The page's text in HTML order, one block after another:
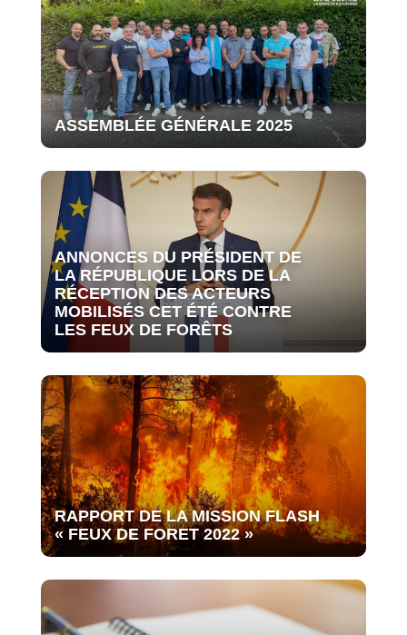
ASSEMBLÉE GÉNÉRALE 2025
ANNONCES DU PRÉSIDENT DE
LA RÉPUBLIQUE LORS DE LA
RÉCEPTION DES ACTEURS
MOBILISÉS CET ÉTÉ CONTRE
LES FEUX DE FORÊTS
RAPPORT DE LA MISSION FLASH
« FEUX DE FORET 2022 »